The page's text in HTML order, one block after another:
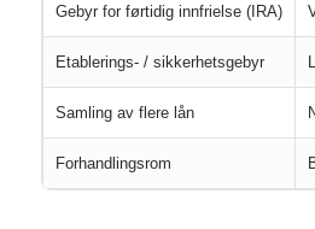
Gebyr for førtidig innfrielse (IRA)
Etablerings- / sikkerhetsgebyr
Samling av flere lån
Forhandlingsrom